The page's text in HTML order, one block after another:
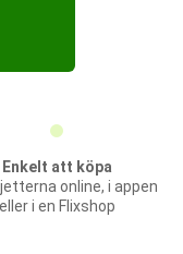
Enkelt att köpa
online, i appen
eller i en Flixshop